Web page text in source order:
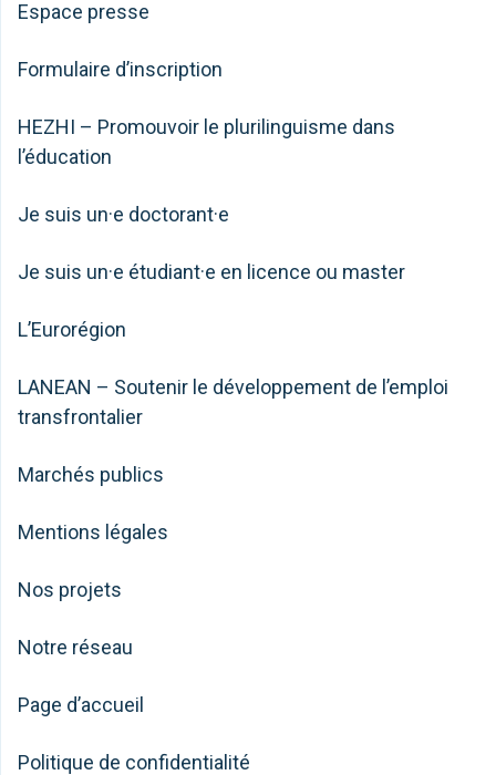
Espace presse
Formulaire d’inscription
HEZHI – Promouvoir le plurilinguisme dans
l’éducation
Je suis un·e doctorant·e
Je suis un·e étudiant·e en licence ou master
L’Eurorégion
LANEAN – Soutenir le développement de l’emploi
transfrontalier
Marchés publics
Mentions légales
Nos projets
Notre réseau
Page d’accueil
Politique de confidentialité